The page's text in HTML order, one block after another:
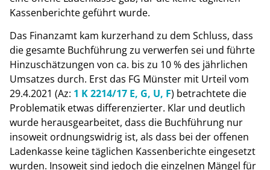
Kassenberichte geführt wurde.
Das Finanzamt kam kurzerhand zu dem Schluss, dass
die gesamte Buchführung zu verwerfen sei und führte
Hinzuschätzungen von ca. bis zu 10 % des jährlichen
Umsatzes durch. Erst das FG Münster mit Urteil vom
29.4.2021 (Az: 1 K 2214/17 E, G, U, F) betrachtete die
Problematik etwas differenzierter. Klar und deutlich
wurde herausgearbeitet, dass die Buchführung nur
insoweit ordnungswidrig ist, als dass bei der offenen
Ladenkasse keine täglichen Kassenberichte eingesetzt
wurden. Insoweit sind jedoch die einzelnen Mängel für